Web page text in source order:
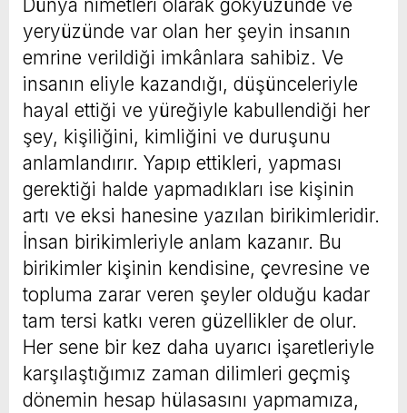
Dünya nimetleri olarak gökyüzünde ve
yeryüzünde var olan her şeyin insanın
emrine verildiği imkânlara sahibiz. Ve
insanın eliyle kazandığı, düşünceleriyle
hayal ettiği ve yüreğiyle kabullendiği her
şey, kişiliğini, kimliğini ve duruşunu
anlamlandırır. Yapıp ettikleri, yapması
gerektiği halde yapmadıkları ise kişinin
artı ve eksi hanesine yazılan birikimleridir.
İnsan birikimleriyle anlam kazanır. Bu
birikimler kişinin kendisine, çevresine ve
topluma zarar veren şeyler olduğu kadar
tam tersi katkı veren güzellikler de olur.
Her sene bir kez daha uyarıcı işaretleriyle
karşılaştığımız zaman dilimleri geçmiş
dönemin hesap hülasasını yapmamıza,